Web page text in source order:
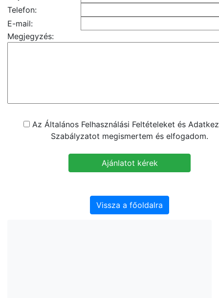
Telefon:
E-mail:
Megjegyzés:
Az Általános Felhasználási Feltételeket és
Szabályzatot megismertem és elfogadom.
Vissza a főoldalra